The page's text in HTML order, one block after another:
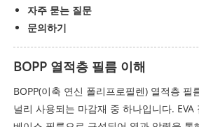
자주 묻는 질문
문의하기
BOPP 열적층 필름 이해
BOPP(이축 연신 폴리프로필렌) 열적층 필
널리 사용되는 마감재 중 하나입니다. EVA